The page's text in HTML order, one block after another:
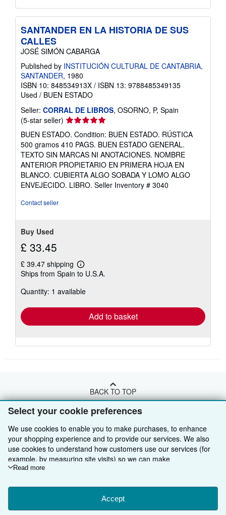
Select your cookie preferences
We use cookies to enable you to make purchases, to enhance
your shopping experience and to provide our services. We also
use cookies to understand how customers use our services (for
example, by measuring site visits) so we can make
improvements. If you agree, we'll also use third-party cookies to
Choose "Decline" to reject, or "Customise" to learn more. You can
change your choices at any time by visiting
To learn more about how cookies are used, please visit our
Read more
Accept
SANTANDER EN LA HISTORIA DE SUS
CALLES
JOSÉ SIMÓN CABARGA
Published by INSTITUCIÓN CULTURAL DE CANTABRIA,
SANTANDER, 1980
ISBN 10: 848534913X / ISBN 13: 9788485349135
Used / BUEN ESTADO
Seller: CORRAL DE LIBROS, OSORNO, P, Spain
(5-star seller) Seller
rating
5
out
of
5
stars
BUEN ESTADO. Condition: BUEN ESTADO. RÚSTICA
500 gramos 410 PAGS. BUEN ESTADO GENERAL.
TEXTO SIN MARCAS NI ANOTACIONES. NOMBRE
ANTERIOR PROPIETARIO EN PRIMERA HOJA EN
BLANCO. CUBIERTA ALGO SOBADA Y LOMO ALGO
ENVEJECIDO. LIBRO. Seller Inventory # 3040
Contact seller
Buy Used
£ 33.45
£ 39.47 shipping
Learn
more
shipping
Ships from Spain to U.S.A.
Quantity: 1 available
Add to basket
BACK TO TOP
Shop With Us
Advanced Search
Browse Collections
Sell With Us
Start Selling
About Us